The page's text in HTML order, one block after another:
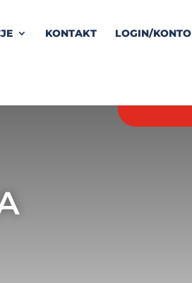
KONTAKT LOGIN/KONTO